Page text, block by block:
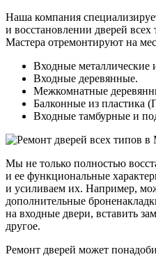
Наша компания
и восстановлении дверей
Мастера отремонтируют на
Входные металлические
Входные деревянные.
Межкомнатные
Балконные из пластика
Входные тамбурные и
Мы не только полностью
и ее функциональные
и усиливаем их. Например,
дополнительные
на входные двери, вставить
другое.
Ремонт дверей может